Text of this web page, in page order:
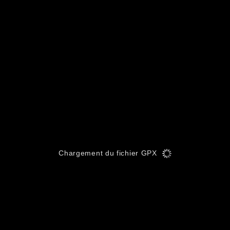
Chargement du fichier GPX